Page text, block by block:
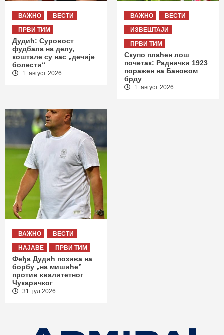
ВАЖНО
ВЕСТИ
ПРВИ ТИМ
Дудић: Суровост
фудбала на делу,
коштале су нас „дечије
болести“
1. август 2026.
ВАЖНО
ВЕСТИ
ИЗВЕШТАЈИ
ПРВИ ТИМ
Скупо плаћен лош
почетак: Раднички 1923
поражен на Бановом
брду
1. август 2026.
ВАЖНО
ВЕСТИ
НАЈАВЕ
ПРВИ ТИМ
Феђа Дудић позива на
борбу „на мишиће”
против квалитетног
Чукаричког
31. јул 2026.